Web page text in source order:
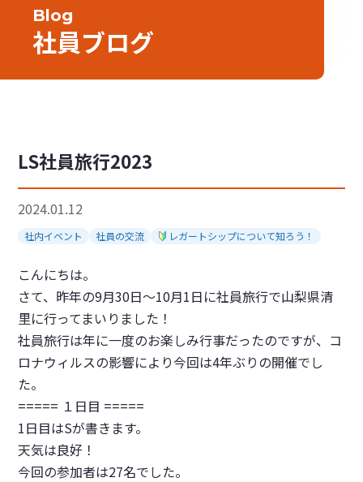
Blog
社員ブログ
LS社員旅行2023
2024.01.12
社内イベント 社員の交流 レガートシップについて知ろう！
こんにちは。
さて、昨年の9月30日～10月1日に社員旅行で山梨県清
里に行ってまいりました！
社員旅行は年に一度のお楽しみ行事だったのですが、コ
ロナウィルスの影響により今回は4年ぶりの開催でし
た。
===== １日目 =====
1日目はSが書きます。
天気は良好！
今回の参加者は27名でした。